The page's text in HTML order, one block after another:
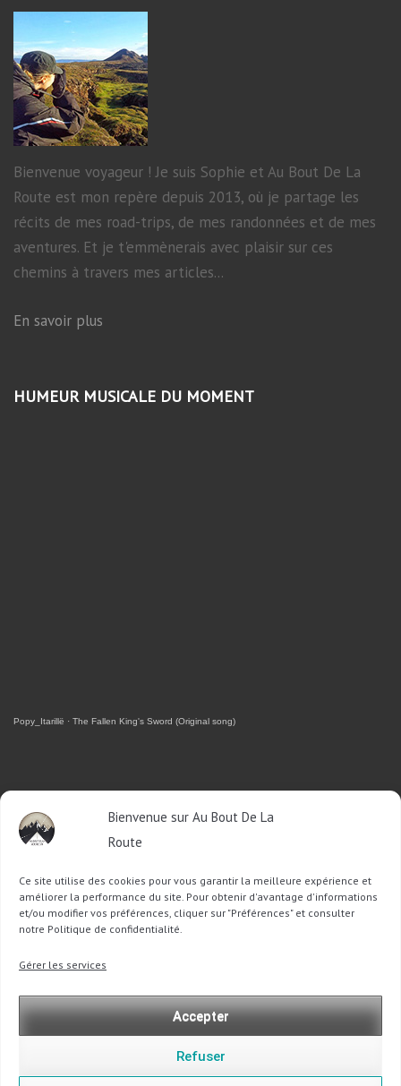
Bienvenue sur Au Bout De La
Route
Ce site utilise des cookies pour vous garantir la meilleure expérience et
améliorer la performance du site. Pour obtenir d'avantage d'informations
et/ou modifier vos préférences, cliquer sur "Préférences" et consulter
notre Politique de confidentialité.
Gérer les services
Accepter
Refuser
Bienvenue voyageur ! Je suis Sophie et Au Bout De La
Route est mon repère depuis 2013, où je partage les
récits de mes road-trips, de mes randonnées et de mes
aventures. Et je t'emmènerais avec plaisir sur ces
chemins à travers mes articles...
En savoir plus
HUMEUR MUSICALE DU MOMENT
Popy_Itarillë · The Fallen King's Sword (Original song)
RETROUVEZ-MOI SUR FACEBOOK
OU SUR TWITTER
Follow @Sophie_ABDLRTweet to @Sophie_ABDLR
: